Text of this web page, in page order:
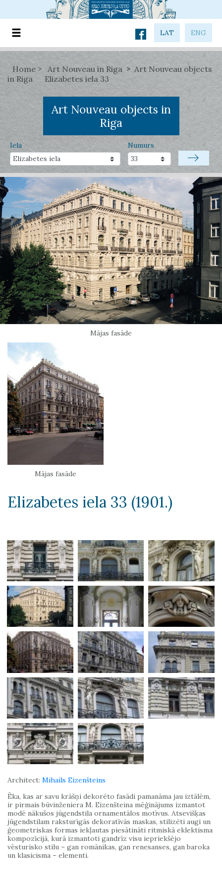
LAT ENG
Home Art Nouveau in Riga
Art Nouveau objects
in Riga
Elizabetes iela 33
Art Nouveau objects in
Riga
Iela Numurs
Mājas fasāde
Mājas fasāde
Elizabetes iela 33 (1901.)
Architect: Mihails Eizenšteins
Ēka, kas ar savu krāšņi dekorēto fasādi pamanāma jau iztālēm,
ir pirmais būvinženiera M. Eizenšteina mēģinājums izmantot
modē nākušos jūgendstila ornamentālos motīvus. Atsevišķas
jūgendstilam raksturīgās dekoratīvās maskas, stilizēti augi un
ģeometriskas formas iekļautas piesātināti ritmiskā eklektisma
kompozīcijā, kurā izmantoti gandrīz visu iepriekšējo
vēsturisko stilu – gan romānikas, gan renesanses, gan baroka
un klasicisma – elementi.